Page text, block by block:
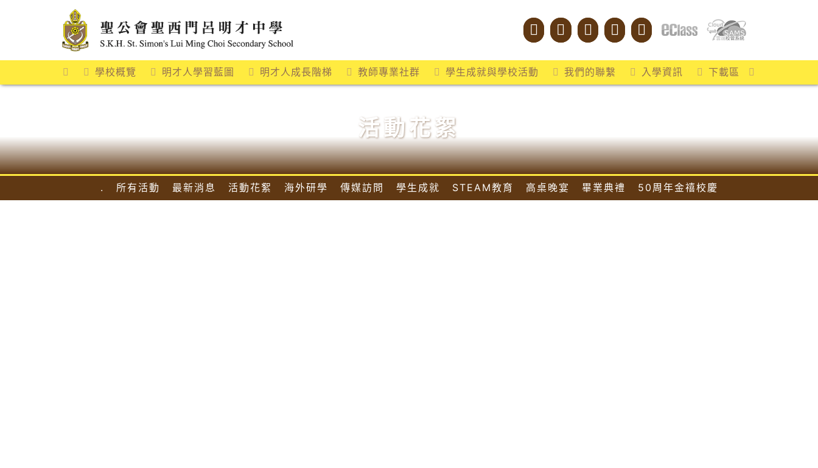
學校概覽 明才人學習藍圖 明才人成長階梯 教師專業社群 學生成就與學校活動 我們的聯繫 入學資訊 下載區
活動花絮
. 所有活動 最新消息 活動花絮 海外研學 傳媒訪問 學生成就 STEAM教育 高桌晚宴 畢業典禮 50周年金禧校慶